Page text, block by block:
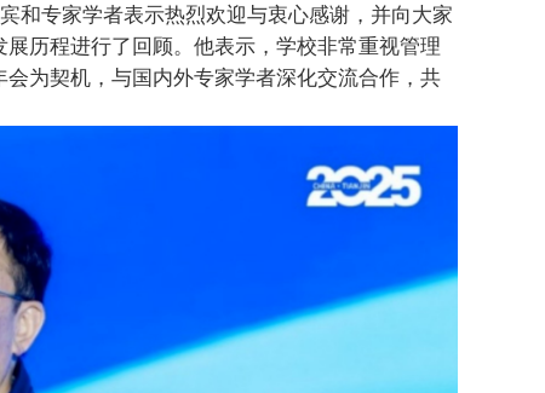
和专家学者表示热烈欢迎与衷心感谢， 并向大家
历程进行了回顾。 他表示 ，学校非常重视管理
为契机，与国内外专家学者深化交流合作，共